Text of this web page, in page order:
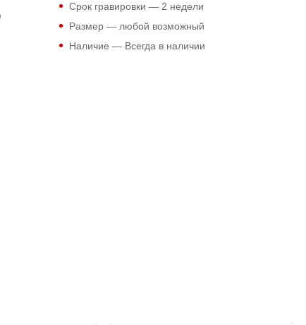
Срок гравировки — 2 недели
Размер — любой возможный
Наличие — Всегда в наличии